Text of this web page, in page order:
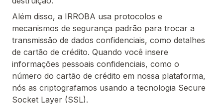
Além disso, a IRROBA usa protocolos e
mecanismos de segurança padrão para trocar a
transmissão de dados confidenciais, como detalhes
de cartão de crédito. Quando você insere
informações pessoais confidenciais, como o
número do cartão de crédito em nossa plataforma,
nós as criptografamos usando a tecnologia Secure
Socket Layer (SSL).